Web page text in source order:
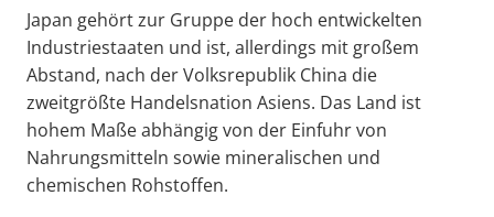
Japan gehört zur Gruppe der hoch entwickelten
Industriestaaten und ist, allerdings mit großem
Abstand, nach der Volksrepublik China die
zweitgrößte Handelsnation Asiens. Das Land ist
hohem Maße abhängig von der Einfuhr von
Nahrungsmitteln sowie mineralischen und
chemischen Rohstoffen.